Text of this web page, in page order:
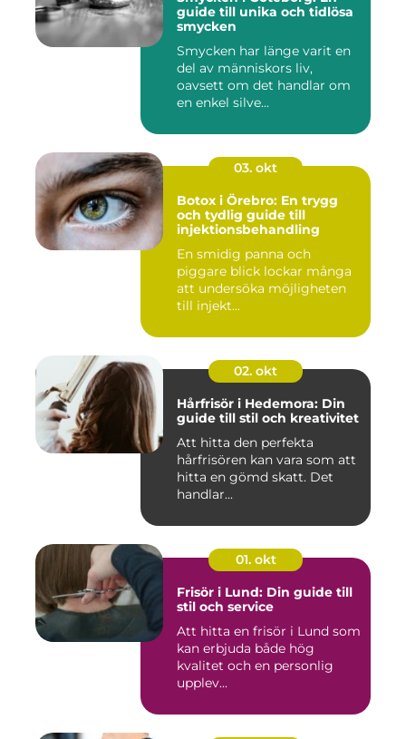
guide till unika och tidlösa
smycken
Smycken har länge varit en
del av människors liv,
oavsett om det handlar om
en enkel silve...
03. okt
Botox i Örebro: En trygg
och tydlig guide till
injektionsbehandling
En smidig panna och
piggare blick lockar många
att undersöka möjligheten
till injekt...
02. okt
Hårfrisör i Hedemora: Din
guide till stil och kreativitet
Att hitta den perfekta
hårfrisören kan vara som att
hitta en gömd skatt. Det
handlar...
01. okt
Frisör i Lund: Din guide till
stil och service
Att hitta en frisör i Lund som
kan erbjuda både hög
kvalitet och en personlig
upplev...